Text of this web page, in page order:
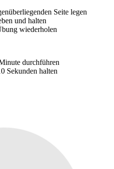
Seite legen
und halten
wiederholen
durchführen
Sekunden halten